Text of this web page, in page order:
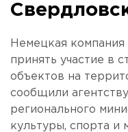
Немецкая компания
принять участие в
объектов на
сообщили
регионального
культуры, спорта и